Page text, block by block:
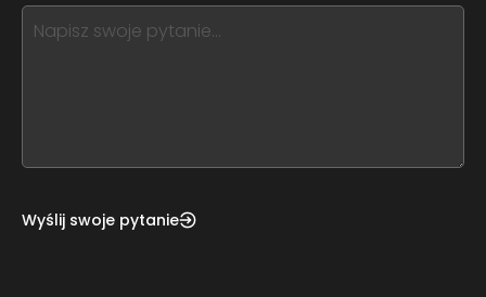
this,
leave
Wyślij swoje pytanie